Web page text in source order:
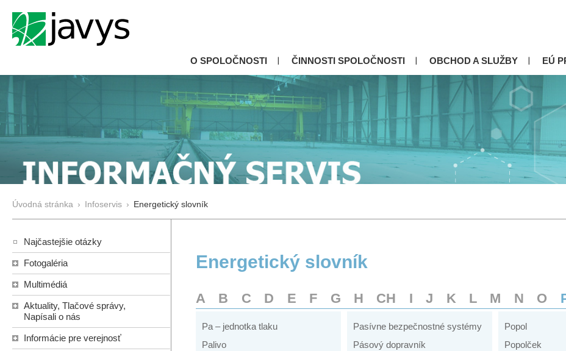
O SPOLOČNOSTI ČINNOSTI SPOLOČNOSTI OBCHOD A SLUŽBY EÚ
Úvodná stránka › Infoservis › Energetický slovník
Najčastejšie otázky
Fotogaléria
Multimédiá
Aktuality, Tlačové správy,
Napísali o nás
Informácie pre verejnosť
Energetický slovník
A B C D E F G H CH I J K L M N O
Pa – jednotka tlaku
Palivo
Pasívne bezpečnostné systémy
Pásový dopravník
Popol
Popolček